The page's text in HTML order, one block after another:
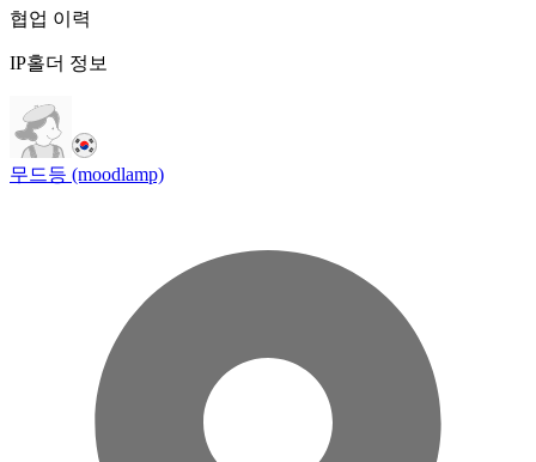
협업 이력
IP홀더 정보
무드등 (moodlamp)